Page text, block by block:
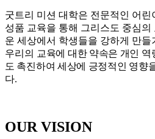
굿트리 미션 대학은 전문적인 어린
성품 교육을 통해 그리스도 중심의
운 세상에서 학생들을 강하게 만
우리의 교육에 대한 약속은 개인 역
도 촉진하여 세상에 긍정적인 영향
다.
OUR VISION